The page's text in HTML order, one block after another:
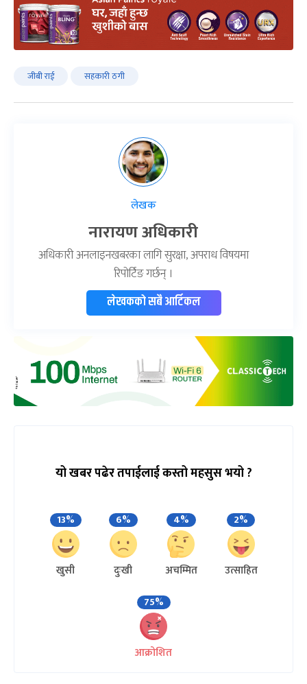
जीबी राई सहकारी ठगी
लेखक
नारायण अधिकारी
अधिकारी अनलाइनखबरका लागि सुरक्षा, अपराध विषयमा
रिपोर्टिङ गर्छन् ।
लेखकको सबै आर्टिकल
यो खबर पढेर तपाईलाई कस्तो महसुस भयो ?
13%
खुसी
6%
दुःखी
4%
अचम्मित
2%
उत्साहित
75%
आक्रोशित